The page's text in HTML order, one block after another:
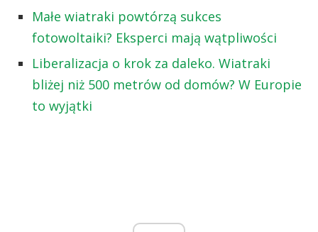
Małe wiatraki powtórzą sukces
fotowoltaiki? Eksperci mają wątpliwości
Liberalizacja o krok za daleko. Wiatraki
bliżej niż 500 metrów od domów? W Europie
to wyjątki